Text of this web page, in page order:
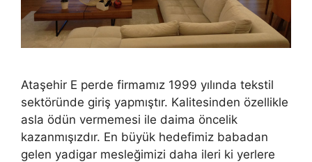
Ataşehir E perde firmamız 1999 yılında tekstil
sektöründe giriş yapmıştır. Kalitesinden özellikle
asla ödün vermemesi ile daima öncelik
kazanmışızdır. En büyük hedefimiz babadan
gelen yadigar mesleğimizi daha ileri ki yerlere